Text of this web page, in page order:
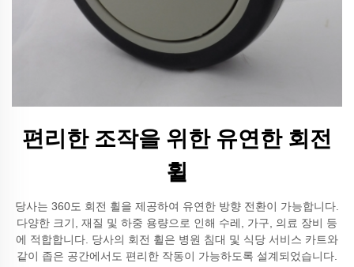
편리한 조작을 위한 유연한 회전
휠
당사는 360도 회전 휠을 제공하여 유연한 방향 전환이 가능합니다.
다양한 크기, 재질 및 하중 용량으로 인해 수레, 가구, 의료 장비 등
에 적합합니다. 당사의 회전 휠은 병원 침대 및 식당 서비스 카트와
같이 좁은 공간에서도 편리한 작동이 가능하도록 설계되었습니다.